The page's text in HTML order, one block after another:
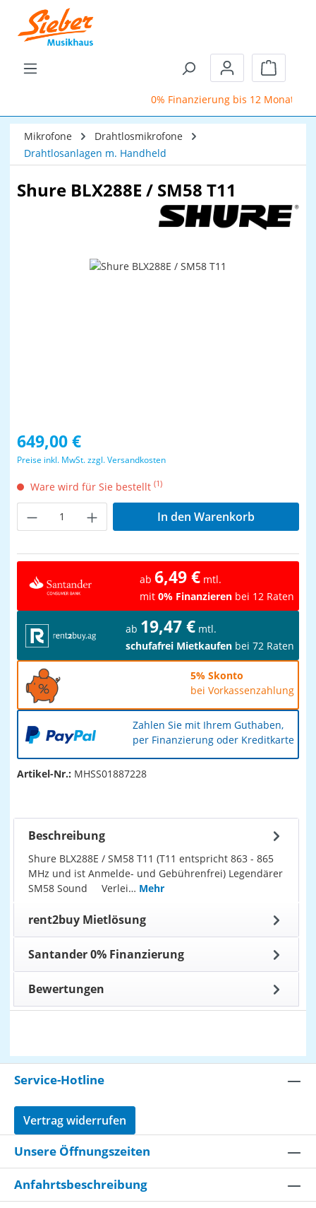
Zum Hauptinhalt springen
0% Finanzierung bis 12 Monate
Mikrofone
Drahtlosmikrofone
Drahtlosanlagen m. Handheld
Shure BLX288E / SM58 T11
Bildergalerie überspringen
Regulärer Preis:
649,00 €
Preise inkl. MwSt. zzgl. Versandkosten
Ware wird für Sie bestellt (1)
Produkt Anzahl: Gib den gewünschten
In den Warenkorb
ab 6,49 € mtl.
mit 0% Finanzieren bei 12 Raten
ab 19,47 € mtl.
schufafrei Mietkaufen bei 72 Raten
5% Skonto
bei Vorkassenzahlung
Zahlen Sie mit Ihrem Guthaben,
per Finanzierung oder Kreditkarte
Artikel-Nr.: MHSS01887228
Beschreibung
Shure BLX288E / SM58 T11 (T11 entspricht 863 - 865
MHz und ist Anmelde- und Gebührenfrei) Legendärer
SM58 Sound Verlei… Mehr
rent2buy Mietlösung
Santander 0% Finanzierung
Bewertungen
Service-Hotline
Vertrag widerrufen
Unsere Öffnungszeiten
Anfahrtsbeschreibung